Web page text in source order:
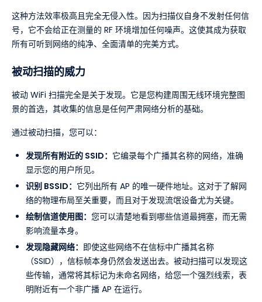
这种方法效率极高且完全无侵入性。因为扫描仪自身不发射任何信
号，它不会给正在测量的 RF 环境增加任何噪声。这使其成为获取
所有可听到网络的纯净、全面清单的完美方式。
被动扫描的威力
被动 WiFi 扫描完全是关于发现。它是您构建周围无线环境完整图
景的首选，其收集的信息是任何严肃网络分析的基础。
通过被动扫描，您可以：
发现所有附近的 SSID： 它编录每个广播其名称的网络，准确
显示您的用户所见。
识别 BSSID： 它列出所有 AP 的唯一硬件地址。这对于了解网
络的物理布局至关重要，而且对于发现流氓设备尤为关键。
绘制信道使用图： 您可以清楚地看到哪些信道最拥塞，而无需
影响流量本身。
发现隐藏网络： 即使这些网络不在信标中广播其名称
（SSID），信标帧本身仍然会发送出去。被动扫描可以发现这
些传输，通常将其标记为未命名网络，给您一个强烈线索，表
明附近有一个非广播 AP 在运行。